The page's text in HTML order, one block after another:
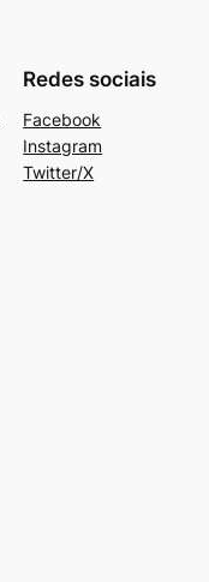
Redes sociais
Facebook
Instagram
Twitter/X